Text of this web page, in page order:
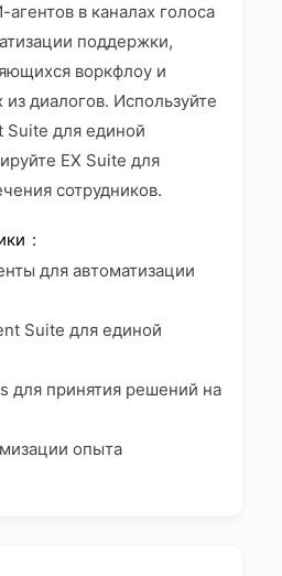
в каналах голоса
поддержки,
воркфлоу и
диалогов. Используйте
для единой
EX Suite для
сотрудников.
для автоматизации
Suite для единой
для принятия решений на
опыта